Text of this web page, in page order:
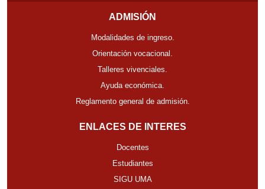
ADMISIÓN
Modalidades de ingreso.
Orientación vocacional.
Talleres vivenciales.
Ayuda económica.
Reglamento general de admisión.
ENLACES DE INTERES
Docentes
Estudiantes
SIGU UMA